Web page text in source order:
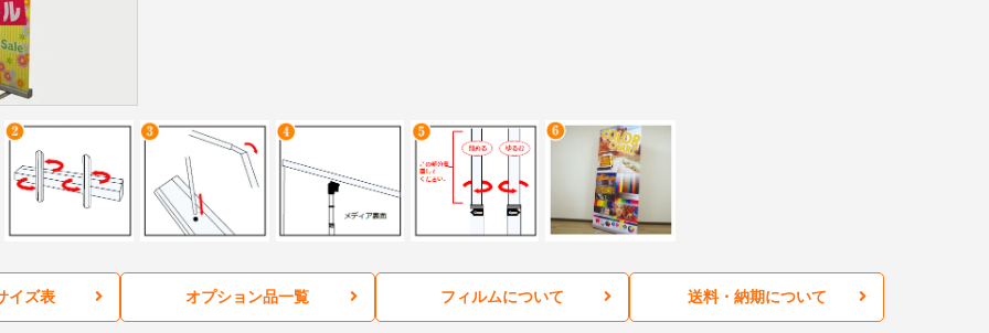
イズ表 オプション品一覧 フィルムについて 送料・納期について